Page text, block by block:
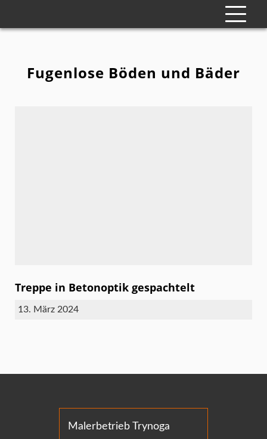
Fugenlose Böden und Bäder
Treppe in Betonoptik gespachtelt
13. März 2024
Malerbetrieb Trynoga